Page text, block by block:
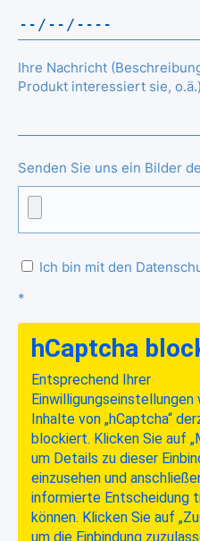
Ihre Nachricht
Produkt interessiert sie, o.ä.)
Senden Sie uns ein Bilder
Ich bin mit den
*